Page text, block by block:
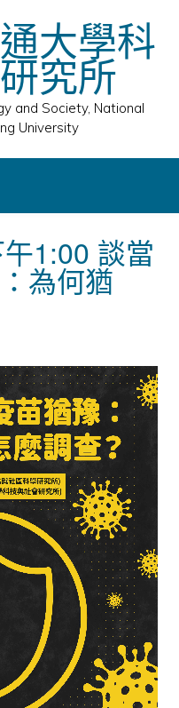
大學科
究所
and Society, National
University
1:00 談當
為何猶